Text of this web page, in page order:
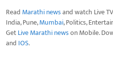
Read Marathi newsand watch Live
India, Pune,Mumbai, Politics,
GetLive Marathi newson Mobile.
and IOS.